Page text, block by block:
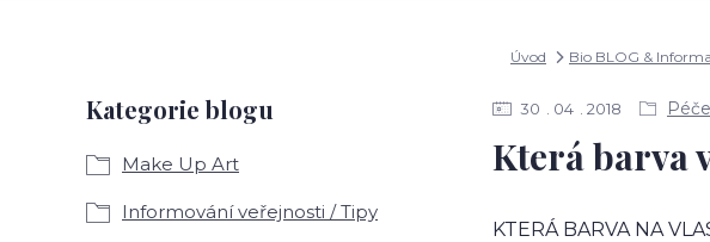
Úvod Bio BLOG &
Kategorie blogu
Make Up Art
Informování veřejnosti / Tipy
30 04 2018
Která barva
KTERÁ BARVA NA